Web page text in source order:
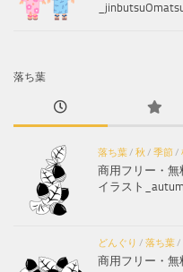
落ち葉
落ち葉/ 秋 / 季節/
商用フリー・
イラスト
どんぐり / 落ち葉/
商用フリー・